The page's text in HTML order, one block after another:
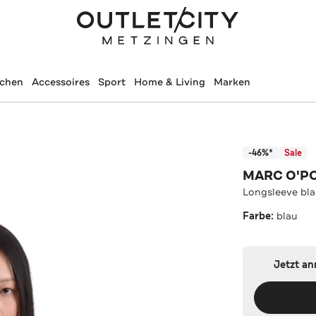
Accessoires Sport Home & Living Marken
-46%* Sale
MARC
Longsleeve
Farbe: blau
Jetzt